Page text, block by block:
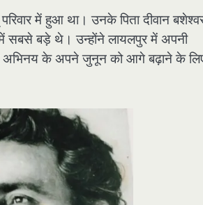
में हुआ था। उनके पिता दीवान
सबसे बड़े थे। उन्होंने लायलपुर में अपनी
अभिनय के अपने जुनून को आगे बढ़ाने के